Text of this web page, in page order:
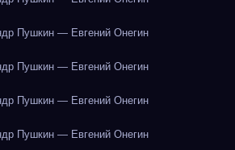
Пушкин — Евгений Онегин
Пушкин — Евгений Онегин
Пушкин — Евгений Онегин
Пушкин — Евгений Онегин